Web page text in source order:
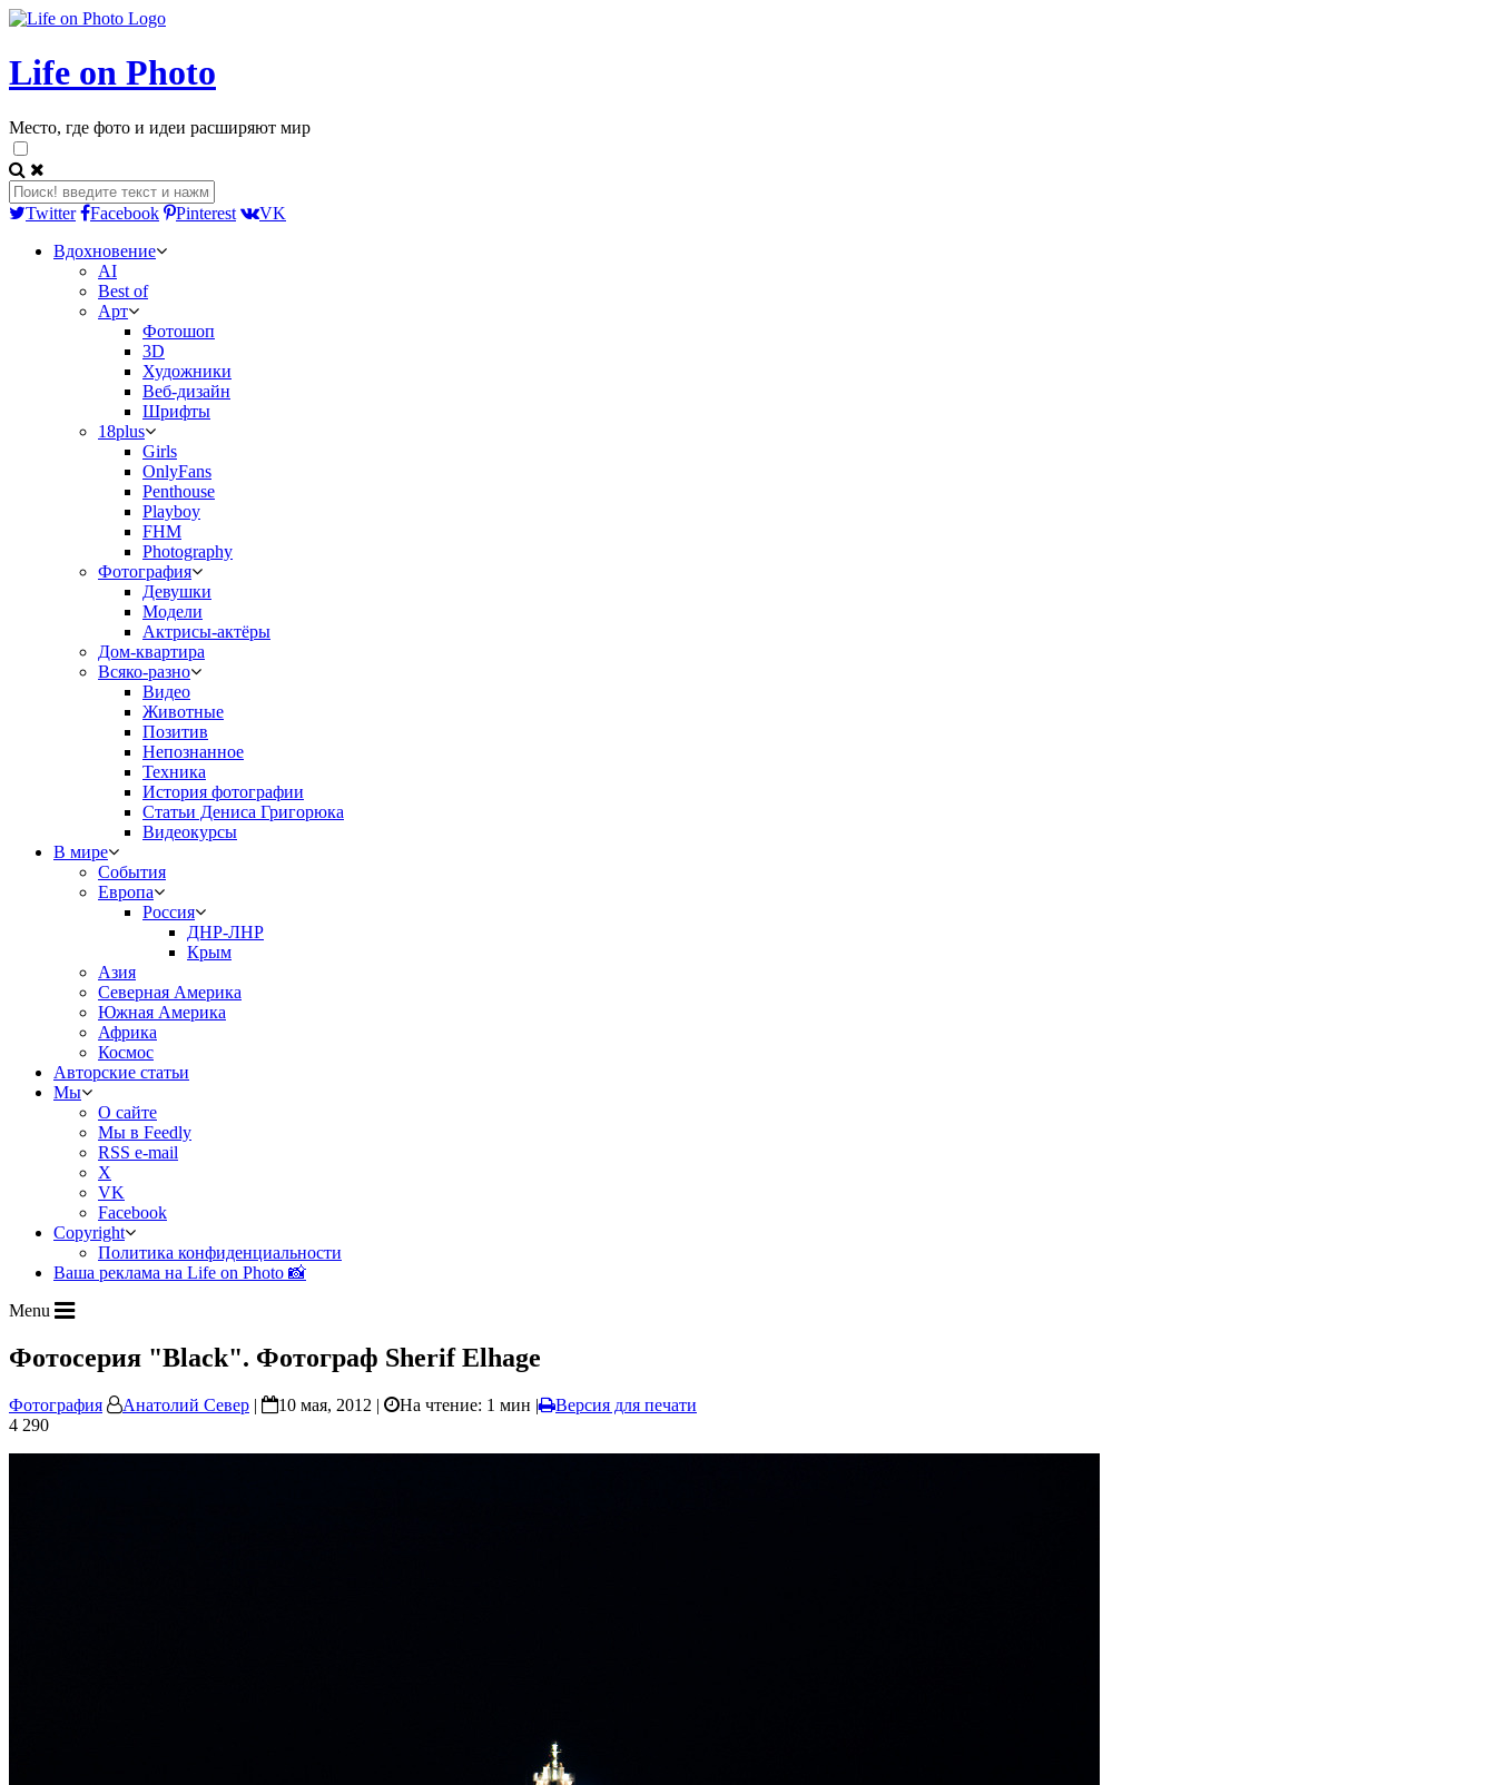
Life on Photo
Место, где фото и идеи расширяют мир
Twitter Facebook Pinterest
VK
Вдохновение
AI
Best of
Арт
Фотошоп
3D
Художники
Веб-дизайн
Шрифты
18plus
Girls
OnlyFans
Penthouse
Playboy
FHM
Photography
Фотография
Девушки
Модели
Актрисы-актёры
Дом-квартира
Всяко-разно
Видео
Животные
Позитив
Непознанное
Техника
История фотографии
Статьи Дениса Григорюка
Видеокурсы
В мире
События
Европа
Россия
ДНР-ЛНР
Крым
Азия
Северная Америка
Южная Америка
Африка
Космос
Авторские статьи
Мы
О сайте
Мы в Feedly
RSS e-mail
X
VK
Facebook
Copyright
Политика конфиденциальности
Ваша реклама на Life on Photo 📸
Menu
Фотосерия "Black". Фотограф Sherif Elhage
Фотография Анатолий Север | 10 мая, 2012 | На чтение: 1 мин |
Версия для печати
4 290